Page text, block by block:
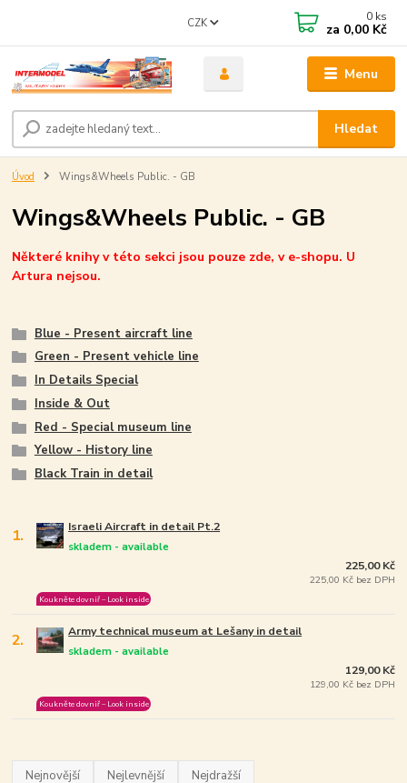
Menu
CZK
Hledat
0 ks
za 0,00 Kč
Úvod Wings&Wheels Public. - GB
Wings&Wheels Public. - GB
Některé knihy v této sekci jsou pouze zde, v e-shopu. U
Artura nejsou.
Blue - Present aircraft line
Green - Present vehicle line
In Details Special
Inside & Out
Red - Special museum line
Yellow - History line
Black Train in detail
1. Israeli Aircraft in detail Pt.2
skladem - available
Koukněte dovniř – Look inside
225,00 Kč
225,00 Kč bez DPH
2. Army technical museum at Lešany in detail
skladem - available
Koukněte dovniř – Look inside
129,00 Kč
129,00 Kč bez DPH
Nejnovější Nejlevnější Nejdražší